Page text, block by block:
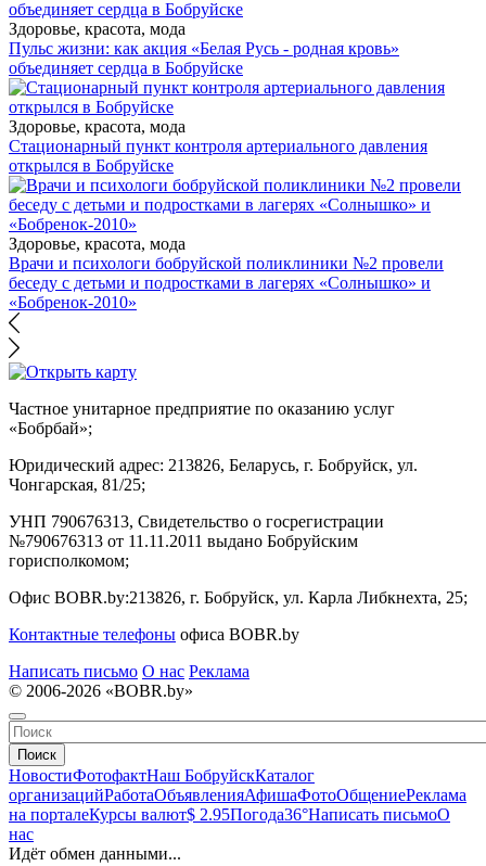
Здоровье, красота, мода
Пульс жизни: как акция «Белая Русь - родная кровь»
объединяет сердца в Бобруйске
Здоровье, красота, мода
Стационарный пункт контроля артериального давления
открылся в Бобруйске
Здоровье, красота, мода
Врачи и психологи бобруйской поликлиники №2 провели
беседу с детьми и подростками в лагерях «Солнышко» и
«Бобренок-2010»
Частное унитарное предприятие по оказанию услуг
«Бобрбай»;
Юридический адрес: 213826, Беларусь, г. Бобруйск, ул.
Чонгарская, 81/25;
УНП 790676313, Свидетельство о госрегистрации
№790676313 от 11.11.2011 выдано Бобруйским
горисполкомом;
Офис BOBR.by:213826, г. Бобруйск, ул. Карла Либкнехта, 25;
Контактные телефоны офиса BOBR.by
Написать письмо О нас Реклама
© 2006-2026 «BOBR.by»
Поиск
НовостиФотофактНаш БобруйскКаталог
организацийРаботаОбъявленияАфишаФотоОбщениеРеклама
на порталеКурсы валют$ 2.95Погода36°Написать письмоО
нас
Идёт обмен данными...